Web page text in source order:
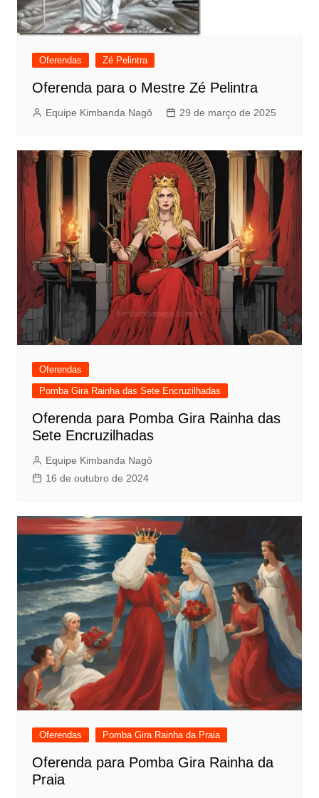
Oferendas Zé Pelintra
Oferenda para o Mestre Zé Pelintra
Equipe Kimbanda Nagô 29 de março de 2025
Oferendas
Pomba Gira Rainha das Sete Encruzilhadas
Oferenda para Pomba Gira Rainha das
Sete Encruzilhadas
Equipe Kimbanda Nagô
16 de outubro de 2024
Oferendas Pomba Gira Rainha da Praia
Oferenda para Pomba Gira Rainha da
Praia